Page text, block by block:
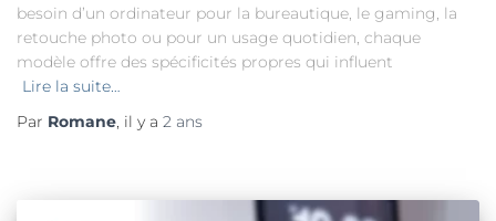
besoin d’un ordinateur pour la bureautique, le gaming, la
retouche photo ou pour un usage quotidien, chaque
modèle offre des spécificités propres qui influent
Lire la suite…
Par Romane, il y a 2 ans